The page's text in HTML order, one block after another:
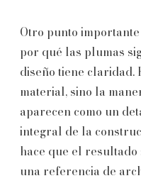
Otro punto
por qué las plumas
diseño tiene claridad.
material, sino la
aparecen como un
integral de la
hace que el resultado
una referencia de